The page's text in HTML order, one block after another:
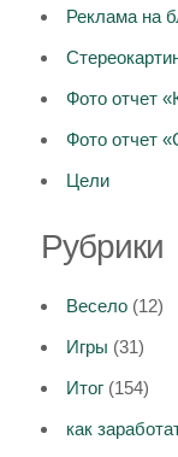
Реклама на
Фото отчет
Фото отчет
Цели
Рубрики
Весело(12)
Игры (31)
Итог(154)
как